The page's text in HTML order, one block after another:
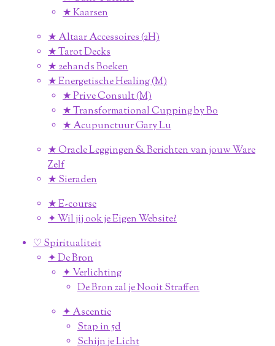
★ Kaarsen
★ Altaar Accessoires (2H)
★ Tarot Decks
★ 2ehands Boeken
★ Energetische Healing (M)
★ Prive Consult (M)
★ Transformational Cupping by Bo
★ Acupunctuur Gary Lu
★ Oracle Leggingen & Berichten van jouw Ware
Zelf
★ Sieraden
★ E-course
✦ Wil jij ook je Eigen Website?
♡ Spiritualiteit
✦ De Bron
✦ Verlichting
De Bron zal je Nooit Straffen
✦ Ascentie
Stap in 5d
Schijn je Licht